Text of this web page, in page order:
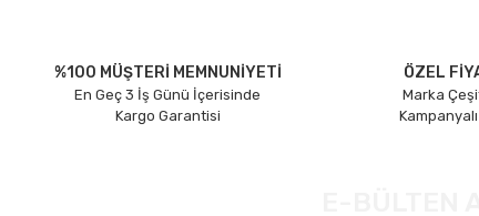
pahalı.
%100 MÜŞTERİ MEMNUNİYETİ
En Geç 3 İş Günü İçerisinde
Kargo Garantisi
ÖZEL
Marka